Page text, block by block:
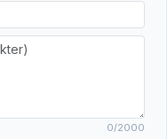
0/2000